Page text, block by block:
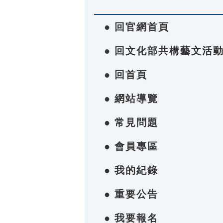
● 回官網首頁
● 回文化部共構藝文活
● 回首頁
● 網站導覽
● 常見問題
● 會員專區
● 我的紀錄
● 重要公告
● 我要報名